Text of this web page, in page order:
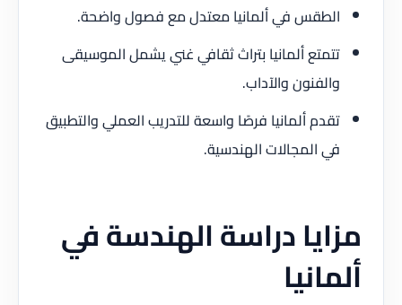
الطقس في ألمانيا معتدل مع فصول واضحة.
تتمتع ألمانيا بتراث ثقافي غني يشمل الموسيقى
والفنون والآداب.
تقدم ألمانيا فرصًا واسعة للتدريب العملي والتطبيق
في المجالات الهندسية.
مزايا دراسة الهندسة في
ألمانيا